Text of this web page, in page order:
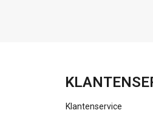
Klantenservice